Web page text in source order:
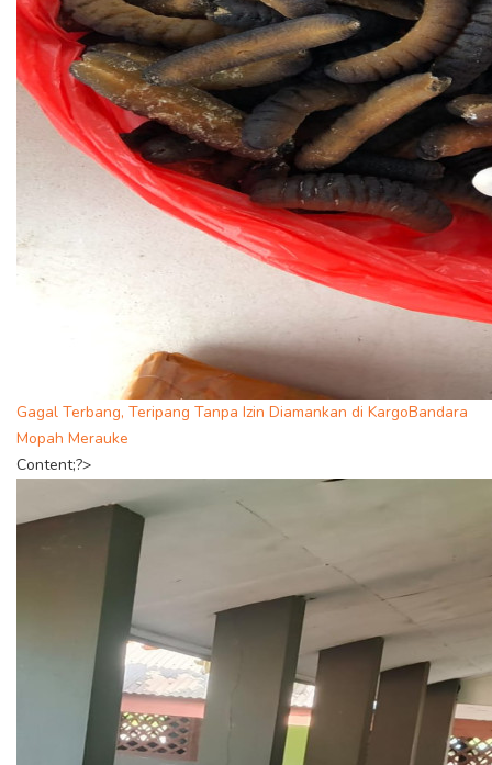
Gagal Terbang, Teripang Tanpa Izin Diamankan di KargoBandara
Mopah Merauke
Content;?>